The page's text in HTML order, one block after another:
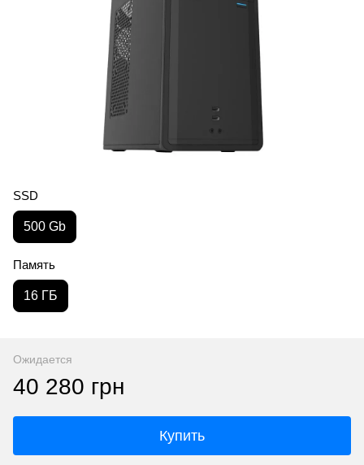
SSD
500 Gb
Память
16 ГБ
Ожидается
40 280 грн
Купить